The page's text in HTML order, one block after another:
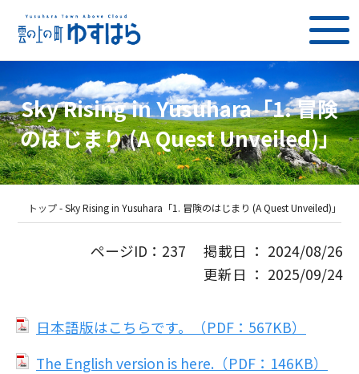
Sky Rising in Yusuhara「1. 冒険
のはじまり (A Quest Unveiled)」
トップ-Sky Rising in Yusuhara「1. 冒険のはじまり (A Quest Unveiled)」
ページID：237 掲載日 ： 2024/08/26
更新日 ： 2025/09/24
日本語版はこちらです。（PDF：567KB）
The English version is here.（PDF：146KB）